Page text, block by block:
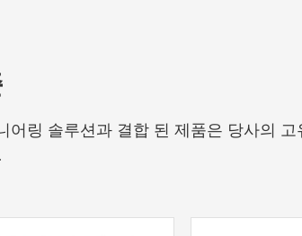
링 솔루션과 결합 된 제품은 당사의 고